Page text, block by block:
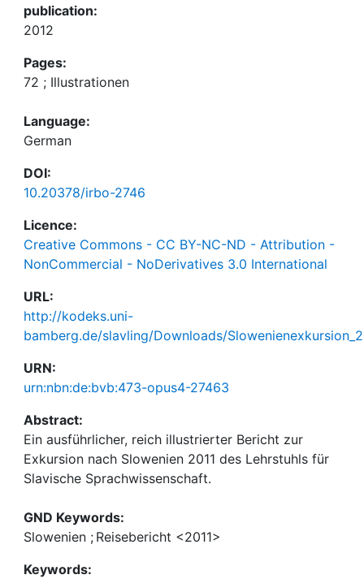
publication:
2012
Pages:
72 ; Illustrationen
Language:
German
DOI:
10.20378/irbo-2746
Licence:
Creative Commons - CC BY-NC-ND - Attribution -
NonCommercial - NoDerivatives 3.0 International
URL:
http://kodeks.uni-
bamberg.de/slavling/Downloads/
URN:
urn:nbn:de:bvb:473-opus4-27463
Abstract:
Ein ausführlicher, reich illustrierter Bericht zur
Exkursion nach Slowenien 2011 des Lehrstuhls für
Slavische Sprachwissenschaft.
GND Keywords:
Slowenien ; Reisebericht <2011>
Keywords: